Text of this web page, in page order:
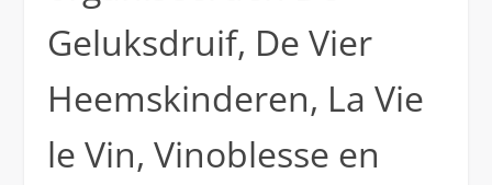
Geluksdruif, De Vier
Heemskinderen, La Vie
le Vin, Vinoblesse en